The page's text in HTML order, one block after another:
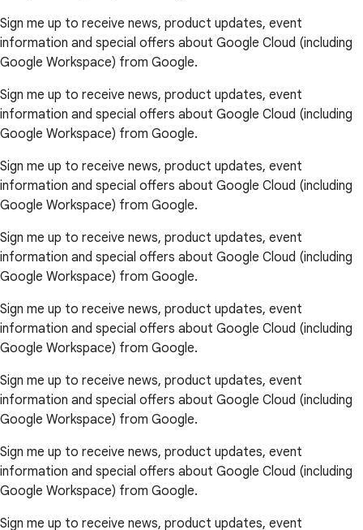
Sign me up to receive news, product updates, event
information and special offers about Google Cloud (including
Google Workspace) from Google.
Sign me up to receive news, product updates, event
information and special offers about Google Cloud (including
Google Workspace) from Google.
Sign me up to receive news, product updates, event
information and special offers about Google Cloud (including
Google Workspace) from Google.
Sign me up to receive news, product updates, event
information and special offers about Google Cloud (including
Google Workspace) from Google.
Sign me up to receive news, product updates, event
information and special offers about Google Cloud (including
Google Workspace) from Google.
Sign me up to receive news, product updates, event
information and special offers about Google Cloud (including
Google Workspace) from Google.
Sign me up to receive news, product updates, event
information and special offers about Google Cloud (including
Google Workspace) from Google.
Sign me up to receive news, product updates, event